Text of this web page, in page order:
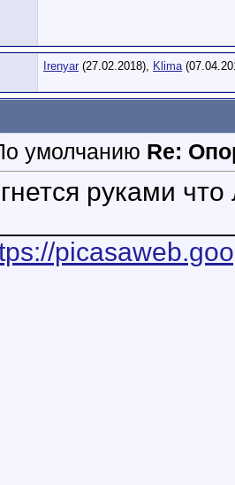
Irenyar (27.02.2018), Klima
Re:
руками